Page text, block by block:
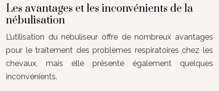
Les avantages et les inconvénients de la
nébulisation
L’utilisation du nébuliseur offre de nombreux avantages
pour le traitement des problèmes respiratoires chez les
chevaux, mais elle présente également quelques
inconvénients.